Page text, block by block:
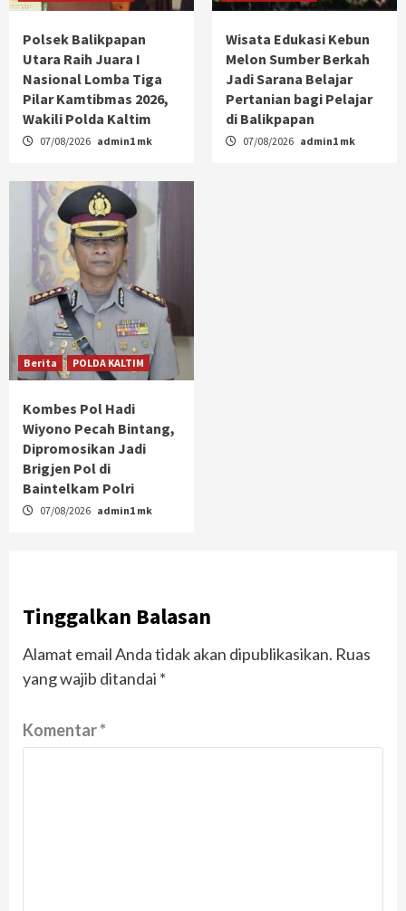
Polsek Balikpapan
Utara Raih Juara I
Nasional Lomba Tiga
Pilar Kamtibmas 2026,
Wakili Polda Kaltim
07/08/2026 admin1 mk
Wisata Edukasi Kebun
Melon Sumber Berkah
Jadi Sarana Belajar
Pertanian bagi Pelajar
di Balikpapan
07/08/2026 admin1 mk
Berita POLDA KALTIM
Kombes Pol Hadi
Wiyono Pecah Bintang,
Dipromosikan Jadi
Brigjen Pol di
Baintelkam Polri
07/08/2026 admin1 mk
Tinggalkan Balasan
Alamat email Anda tidak akan dipublikasikan. Ruas
yang wajib ditandai *
Komentar*